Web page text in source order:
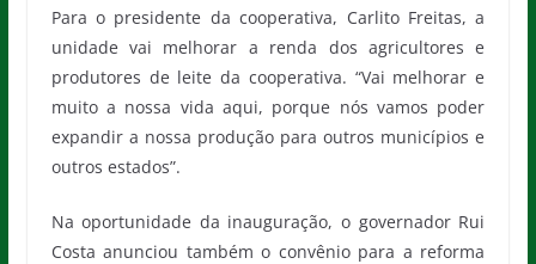
Para o presidente da cooperativa, Carlito Freitas, a
unidade vai melhorar a renda dos agricultores e
produtores de leite da cooperativa. “Vai melhorar e
muito a nossa vida aqui, porque nós vamos poder
expandir a nossa produção para outros municípios e
outros estados”.
Na oportunidade da inauguração, o governador Rui
Costa anunciou também o convênio para a reforma